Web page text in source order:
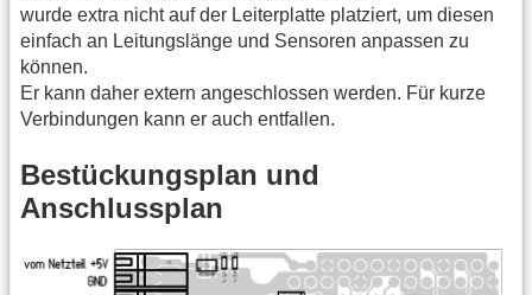
wurde extra nicht auf der Leiterplatte platziert, um diesen
einfach an Leitungslänge und Sensoren anpassen zu
können.
Er kann daher extern angeschlossen werden. Für kurze
Verbindungen kann er auch entfallen.
Bestückungsplan und
Anschlussplan